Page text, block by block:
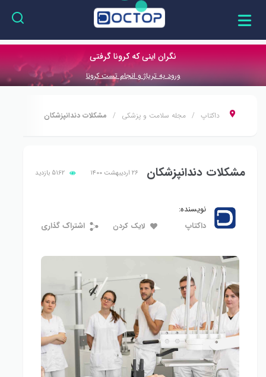
نگران اینی که کرونا گرفتی
ورود به تریاژ و انجام تست کرونا
داکتاپ مجله سلامت و پزشکی مشکلات دندانپزشکان
مشکلات دندانپزشکان ۲۶ اردیبهشت ۱۴۰۰ 5162 بازدید
نویسنده:
داکتاپ
لایک کردن اشتراک گذاری